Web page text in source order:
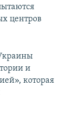
центров
и
которая